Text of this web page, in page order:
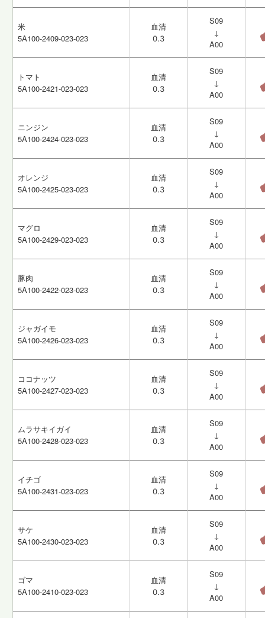
米
5A100-2409-023-023
血清
0.3
S09
↓
A00
トマト
5A100-2421-023-023
血清
0.3
S09
↓
A00
ニンジン
5A100-2424-023-023
血清
0.3
S09
↓
A00
オレンジ
5A100-2425-023-023
血清
0.3
S09
↓
A00
マグロ
5A100-2429-023-023
血清
0.3
S09
↓
A00
豚肉
5A100-2422-023-023
血清
0.3
S09
↓
A00
ジャガイモ
5A100-2426-023-023
血清
0.3
S09
↓
A00
ココナッツ
5A100-2427-023-023
血清
0.3
S09
↓
A00
ムラサキイガイ
5A100-2428-023-023
血清
0.3
S09
↓
A00
イチゴ
5A100-2431-023-023
血清
0.3
S09
↓
A00
サケ
5A100-2430-023-023
血清
0.3
S09
↓
A00
ゴマ
5A100-2410-023-023
血清
0.3
S09
↓
A00
米
5A100-2409-023-023
血清
0.3
S09
↓
A00
トマト
5A100-2421-023-023
血清
0.3
S09
↓
A00
ニンジン
5A100-2424-023-023
血清
0.3
S09
↓
A00
オレンジ
5A100-2425-023-023
血清
0.3
S09
↓
A00
マグロ
5A100-2429-023-023
血清
0.3
S09
↓
A00
豚肉
5A100-2422-023-023
血清
0.3
S09
↓
A00
ジャガイモ
5A100-2426-023-023
血清
0.3
S09
↓
A00
ココナッツ
5A100-2427-023-023
血清
0.3
S09
↓
A00
ムラサキイガイ
5A100-2428-023-023
血清
0.3
S09
↓
A00
イチゴ
5A100-2431-023-023
血清
0.3
S09
↓
A00
サケ
5A100-2430-023-023
血清
0.3
S09
↓
A00
ゴマ
5A100-2410-023-023
血清
0.3
S09
↓
A00